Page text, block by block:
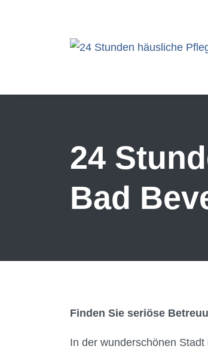
24
Bad
Finden Sie seriöse
In der wunderschönen Stadt